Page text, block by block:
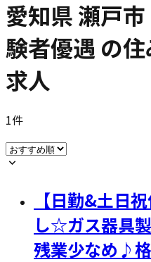
愛知県 瀬戸市
験者優遇 の
求人
1件
【日勤&土日
し☆ガス器具
残業少なめ♪